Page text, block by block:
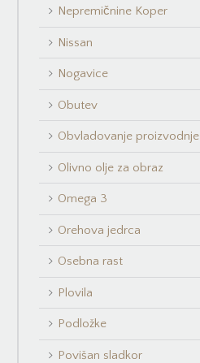
Nepremičnine Koper
Nissan
Nogavice
Obutev
Obvladovanje proizvodnje
Olivno olje za obraz
Omega 3
Orehova jedrca
Osebna rast
Plovila
Podložke
Povišan sladkor